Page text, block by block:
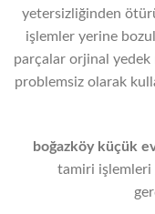
yetersizliğinden
işlemler yerine
parçalar orjinal yedek
problemsiz olarak
boğazköy küçük
tamiri işlemleri